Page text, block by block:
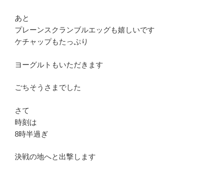
あと
プレーンスクランブルエッグも嬉しいです
ケチャップもたっぷり
ヨーグルトもいただきます
ごちそうさまでした
さて
時刻は
8時半過ぎ
決戦の地へと出撃します